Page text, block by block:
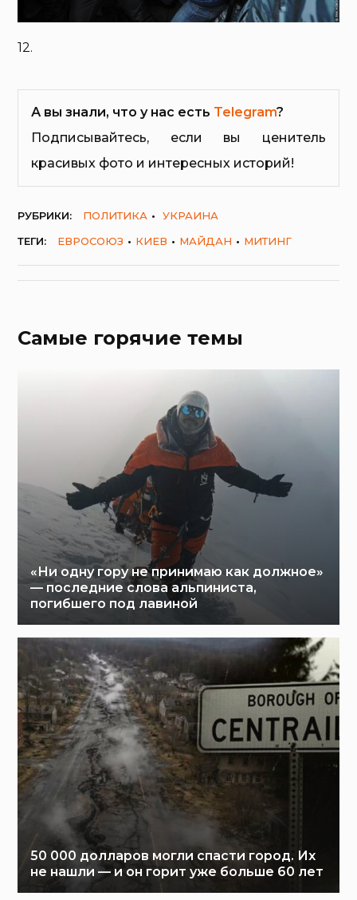
12.
А вы знали, что у нас есть Telegram?
Подписывайтесь, если вы ценитель
красивых фото и интересных историй!
РУБРИКИ: ПОЛИТИКА
УКРАИНА
ТЕГИ:
ЕВРОСОЮЗ КИЕВ МАЙДАН МИТИНГ
Самые горячие темы
«Ни одну гору не принимаю как должное»
— последние слова альпиниста,
погибшего под лавиной
50 000 долларов могли спасти город. Их
не нашли — и он горит уже больше 60 лет